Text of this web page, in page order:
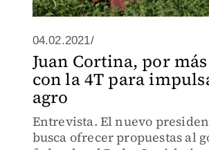
04.02.2021/
Juan Cortina, por
con la 4T para
agro
Entrevista. El nuevo
busca ofrecer propuestas al